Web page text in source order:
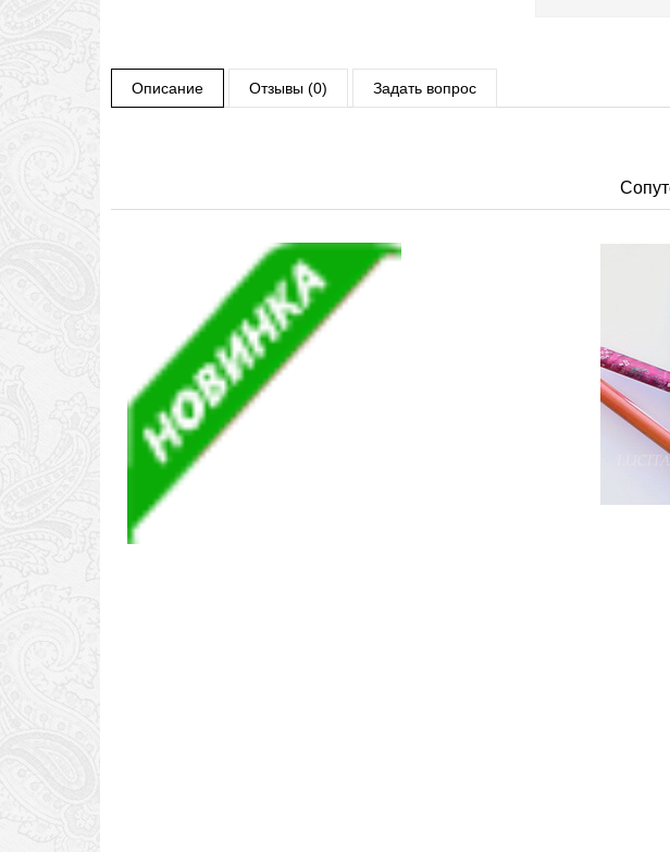
Описание Отзывы (0) Задать вопрос